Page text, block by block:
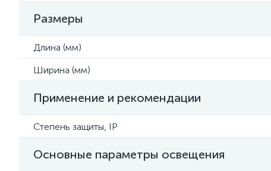
Размеры
Длина (мм)
Ширина (мм)
Применение и рекомендации
Степень защиты, IP
Основные параметры освещения